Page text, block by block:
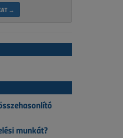
→
munkát?